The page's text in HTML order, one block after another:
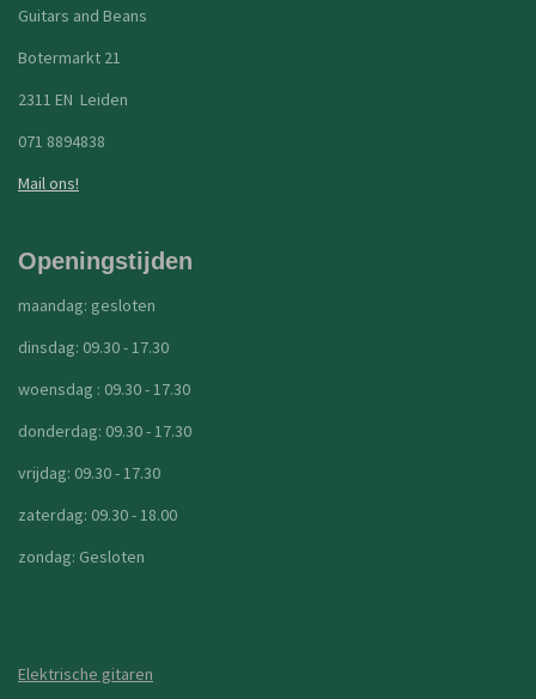
Guitars and Beans
Botermarkt 21
2311 EN Leiden
071 8894838
Mail ons!
Openingstijden
maandag: gesloten
dinsdag: 09.30 - 17.30
woensdag : 09.30 - 17.30
donderdag: 09.30 - 17.30
vrijdag: 09.30 - 17.30
zaterdag: 09.30 - 18.00
zondag: Gesloten
Elektrische gitaren